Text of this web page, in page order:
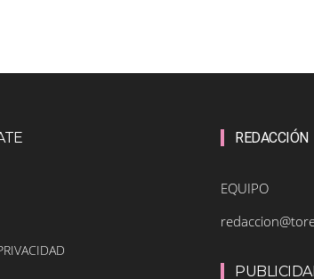
REDACCIÓN
EQUIPO